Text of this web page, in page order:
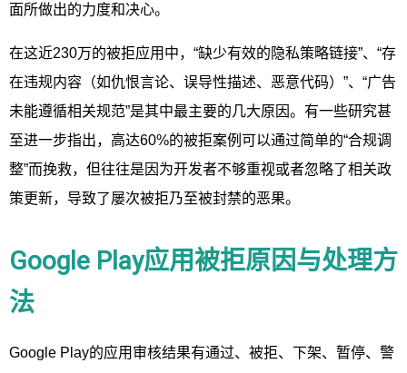
面所做出的力度和决心。
在这近230万的被拒应用中，“缺少有效的隐私策略链接”、“存
在违规内容（如仇恨言论、误导性描述、恶意代码）”、“广告
未能遵循相关规范”是其中最主要的几大原因。有一些研究甚
至进一步指出，高达60%的被拒案例可以通过简单的“合规调
整”而挽救，但往往是因为开发者不够重视或者忽略了相关政
策更新，导致了屡次被拒乃至被封禁的恶果。
Google Play应用被拒原因与处理方
法
Google Play的应用审核结果有通过、被拒、下架、暂停、警